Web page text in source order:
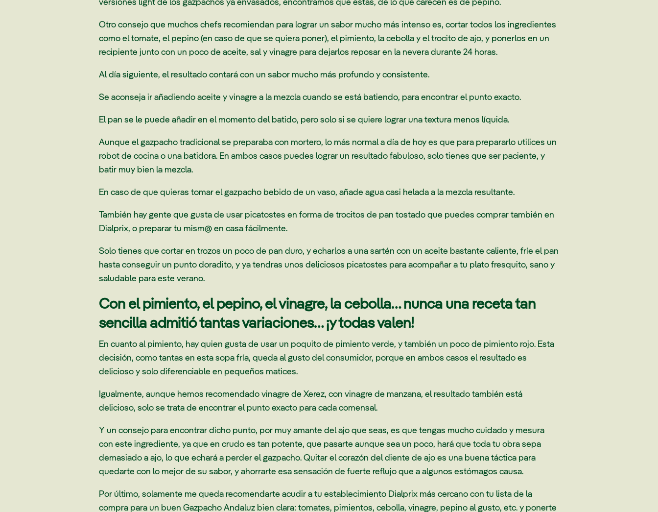
Otro consejo que muchos chefs recomiendan para lograr un sabor mucho más intenso es, cortar todos los ingredientes
como el tomate, el pepino (en caso de que se quiera poner), el pimiento, la cebolla y el trocito de ajo, y ponerlos en un
recipiente junto con un poco de aceite, sal y vinagre para dejarlos reposar en la nevera durante 24 horas.
Al día siguiente, el resultado contará con un sabor mucho más profundo y consistente.
Se aconseja ir añadiendo aceite y vinagre a la mezcla cuando se está batiendo, para encontrar el punto exacto.
El pan se le puede añadir en el momento del batido, pero solo si se quiere lograr una textura menos líquida.
Aunque el gazpacho tradicional se preparaba con mortero, lo más normal a día de hoy es que para prepararlo utilices un
robot de cocina o una batidora. En ambos casos puedes lograr un resultado fabuloso, solo tienes que ser paciente, y
batir muy bien la mezcla.
En caso de que quieras tomar el gazpacho bebido de un vaso, añade agua casi helada a la mezcla resultante.
También hay gente que gusta de usar picatostes en forma de trocitos de pan tostado que puedes comprar también en
Dialprix, o preparar tu mism@ en casa fácilmente.
Solo tienes que cortar en trozos un poco de pan duro, y echarlos a una sartén con un aceite bastante caliente, fríe el pan
hasta conseguir un punto doradito, y ya tendras unos deliciosos picatostes para acompañar a tu plato fresquito, sano y
saludable para este verano.
Con el pimiento, el pepino, el vinagre, la cebolla… nunca una receta tan
sencilla admitió tantas variaciones… ¡y todas valen!
En cuanto al pimiento, hay quien gusta de usar un poquito de pimiento verde, y también un poco de pimiento rojo. Esta
decisión, como tantas en esta sopa fría, queda al gusto del consumidor, porque en ambos casos el resultado es
delicioso y solo diferenciable en pequeños matices.
Igualmente, aunque hemos recomendado vinagre de Xerez, con vinagre de manzana, el resultado también está
delicioso, solo se trata de encontrar el punto exacto para cada comensal.
Y un consejo para encontrar dicho punto, por muy amante del ajo que seas, es que tengas mucho cuidado y mesura
con este ingrediente, ya que en crudo es tan potente, que pasarte aunque sea un poco, hará que toda tu obra sepa
demasiado a ajo, lo que echará a perder el gazpacho. Quitar el corazón del diente de ajo es una buena táctica para
quedarte con lo mejor de su sabor, y ahorrarte esa sensación de fuerte reflujo que a algunos estómagos causa.
Por último, solamente me queda recomendarte acudir a tu establecimiento Dialprix más cercano con tu lista de la
compra para un buen Gazpacho Andaluz bien clara: tomates, pimientos, cebolla, vinagre, pepino al gusto, etc. y ponerte